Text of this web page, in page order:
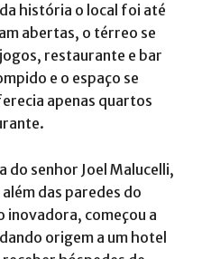
história o local foi até
abertas, o térreo se
restaurante e bar
e o espaço se
apenas quartos
do senhor Joel Malucelli,
das paredes do
inovadora, começou a
origem a um hotel